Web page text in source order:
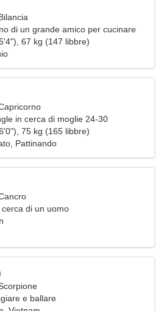
di un grande amico per cucinare
67 kg (147 libbre)
in cerca di moglie 24-30
75 kg (165 libbre)
Pattinando
cerca di un uomo
e ballare